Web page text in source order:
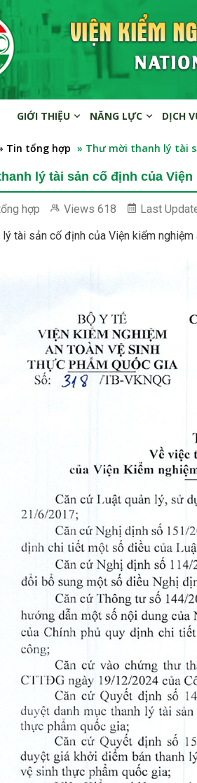
GIỚI THIỆU NĂNG LỰC DỊCH
Tin tổng hợp » Thư mời thanh lý tài
lý tài sản cố định của
hợp Views 618 Last
tài sản cố định của Viện kiểm